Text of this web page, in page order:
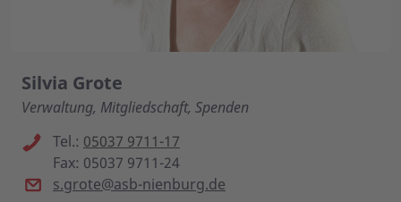
Silvia Grote
Verwaltung, Mitgliedschaft, Spenden
Tel.: 05037 9711-17
Fax: 05037 9711-24
s.grote@asb-nienburg.de